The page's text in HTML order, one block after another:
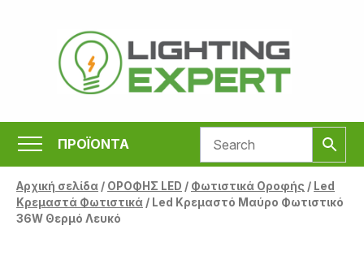
περιεχόμενο
ΠΡΟΪΟΝΤΑ
Αρχική σελίδα/ ΟΡΟΦΗΣ LED / Φωτιστικά Οροφής / Led
Κρεμαστά Φωτιστικά/ Led Κρεμαστό Μαύρο Φωτιστικό
36W Θερμό Λευκό